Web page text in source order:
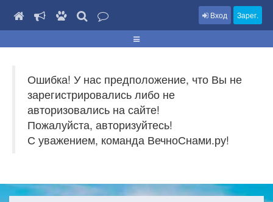
Вход Зарег.
Ошибка! У нас предположение, что Вы не
зарегистрировались либо не
авторизовались на сайте!
Пожалуйста, авторизуйтесь!
С уважением, команда ВечноСнами.ру!